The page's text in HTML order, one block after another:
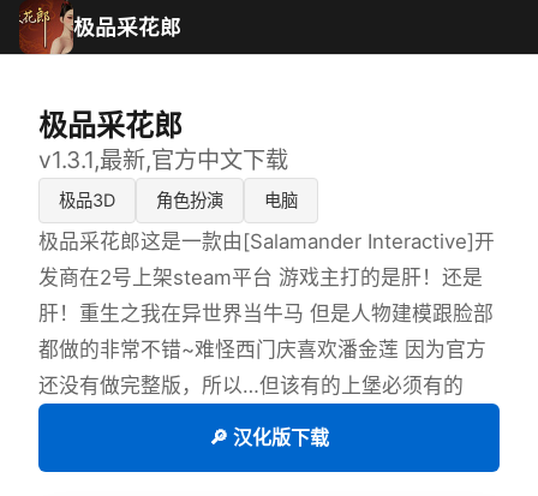
极品采花郎
极品采花郎
v1.3.1,最新,官方中文下载
极品3D 角色扮演 电脑
极品采花郎这是一款由[Salamander Interactive]开
发商在2号上架steam平台 游戏主打的是肝！还是
肝！重生之我在异世界当牛马 但是人物建模跟脸部
都做的非常不错~难怪西门庆喜欢潘金莲 因为官方
还没有做完整版，所以…但该有的上堡必须有的
🔎 汉化版下载